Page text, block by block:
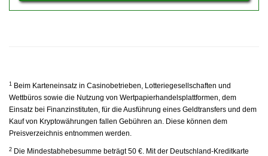
1
Beim Karteneinsatz in Casinobetrieben, Lotteriegesellschaften und
Wettbüros sowie die Nutzung von Wertpapierhandelsplattformen, dem
Einsatz bei Finanzinstituten, für die Ausführung eines Geldtransfers und dem
Kauf von Kryptowährungen fallen Gebühren an. Diese können dem
Preisverzeichnis entnommen werden.
2 Die Mindestabhebesumme beträgt 50 €. Mit der Deutschland-Kreditkarte